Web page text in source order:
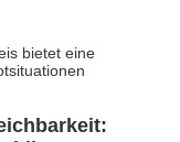
bietet eine